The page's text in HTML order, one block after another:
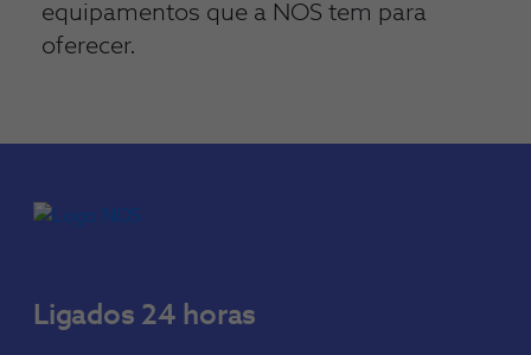
equipamentos que a NOS tem para
oferecer.
Ligados 24 horas